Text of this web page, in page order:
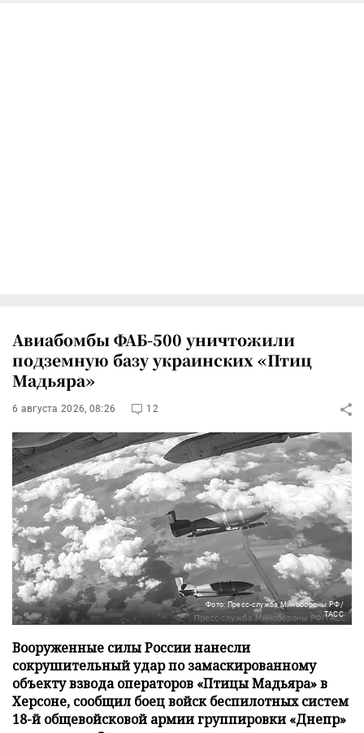
Авиабомбы ФАБ-500 уничтожили
подземную базу украинских «Птиц
Мадьяра»
6 августа 2026, 08:26 12
Фото: Пресс-служба Минобороны РФ/
ТАСС
Вооруженные силы России нанесли
сокрушительный удар по замаскированному
объекту взвода операторов «Птицы Мадьяра» в
Херсоне, сообщил боец войск беспилотных систем
18-й общевойсковой армии группировки «Днепр»